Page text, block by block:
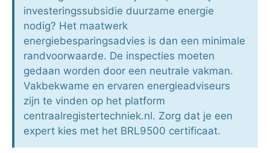
investeringssubsidie duurzame energie
nodig? Het maatwerk
energiebesparingsadvies is dan een minimale
randvoorwaarde. De inspecties moeten
gedaan worden door een neutrale vakman.
Vakbekwame en ervaren energieadviseurs
zijn te vinden op het platform
centraalregistertechniek.nl. Zorg dat je een
expert kies met het BRL9500 certificaat.